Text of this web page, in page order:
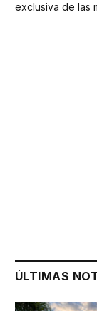
exclusiva de las
ÚLTIMAS